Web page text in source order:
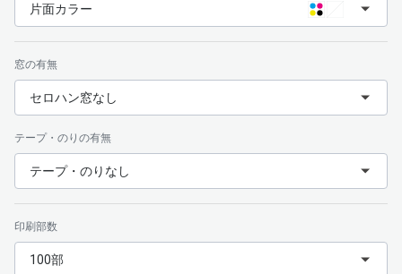
片面カラー
窓の有無
セロハン窓なし
テープ・のりの有無
テープ・のりなし
印刷部数
100部